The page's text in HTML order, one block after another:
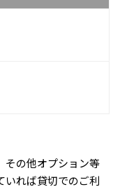
その他オプション等
いれば貸切でのご利